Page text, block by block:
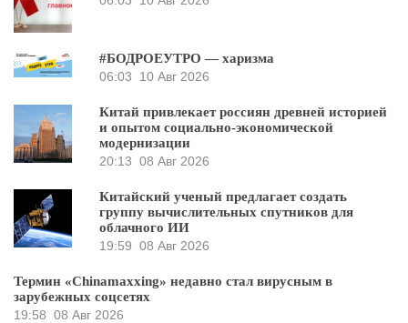
#БОДРОЕУТРО — харизма
06:03
10 Авг 2026
Китай привлекает россиян древней историей
и опытом социально-экономической
модернизации
20:13 08 Авг 2026
Китайский ученый предлагает создать
группу вычислительных спутников для
облачного ИИ
19:59 08 Авг 2026
Термин «Chinamaxxing» недавно стал вирусным в
зарубежных соцсетях
19:58 08 Авг 2026